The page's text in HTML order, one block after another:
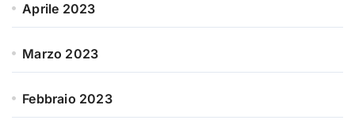
Aprile 2023
Marzo 2023
Febbraio 2023